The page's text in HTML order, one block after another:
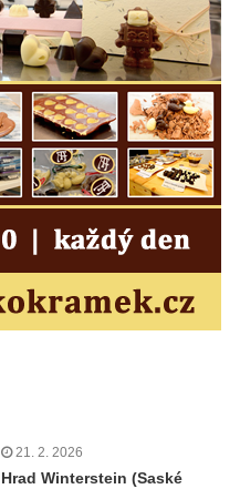
21. 2. 2026
Hrad Winterstein (Saské